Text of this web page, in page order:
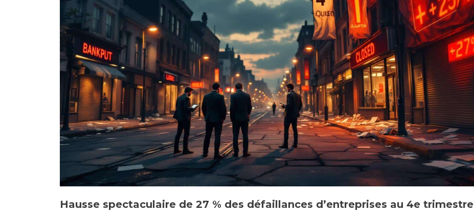
Hausse spectaculaire de 27 % des défaillances d’entreprises au 4e trimestre